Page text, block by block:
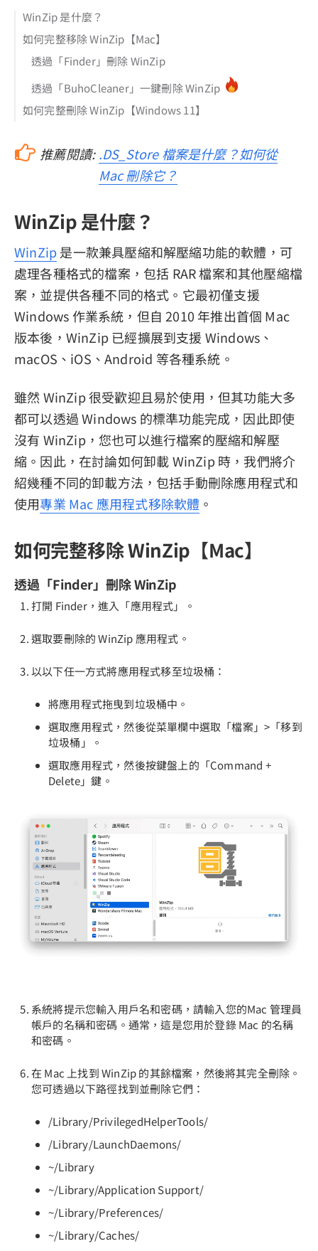
WinZip 是什麼？
如何完整移除 WinZip【Mac】
透過「Finder」刪除 WinZip
透過「BuhoCleaner」一鍵刪除 WinZip
如何完整刪除 WinZip【Windows 11】
推薦閱讀: .DS_Store 檔案是什麼？如何從
Mac 刪除它？
WinZip 是什麼？
WinZip是一款兼具壓縮和解壓縮功能的軟體，可
處理各種格式的檔案，包括 RAR 檔案和其他壓縮檔
案，並提供各種不同的格式。它最初僅支援
Windows 作業系統，但自 2010 年推出首個 Mac
版本後，WinZip 已經擴展到支援 Windows、
macOS、iOS、Android 等各種系統。
雖然 WinZip 很受歡迎且易於使用，但其功能大多
都可以透過 Windows 的標準功能完成，因此即使
沒有 WinZip，您也可以進行檔案的壓縮和解壓
縮。因此，在討論如何卸載 WinZip 時，我們將介
紹幾種不同的卸載方法，包括手動刪除應用程式和
使用專業 Mac 應用程式移除軟體 。
如何完整移除 WinZip【Mac】
透過「Finder」刪除 WinZip
打開 Finder，進入「應用程式」。
選取要刪除的 WinZip 應用程式。
以以下任一方式將應用程式移至垃圾桶：
將應用程式拖曳到垃圾桶中。
選取應用程式，然後從菜單欄中選取「檔案」>「移到
垃圾桶」。
選取應用程式，然後按鍵盤上的「Command +
Delete」鍵。
系統將提示您輸入用戶名和密碼，請輸入您的Mac 管理員
帳戶的名稱和密碼。通常，這是您用於登錄 Mac 的名稱
和密碼。
在 Mac 上找到 WinZip 的其餘檔案，然後將其完全刪除。
您可透過以下路徑找到並刪除它們：
/Library/PrivilegedHelperTools/
/Library/LaunchDaemons/
~/Library
~/Library/Application Support/
~/Library/Preferences/
~/Library/Caches/